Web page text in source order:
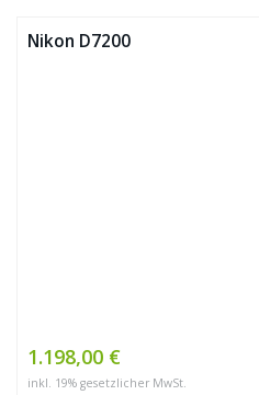
Nikon D7200
1.198,00 €
inkl. 19% gesetzlicher MwSt.